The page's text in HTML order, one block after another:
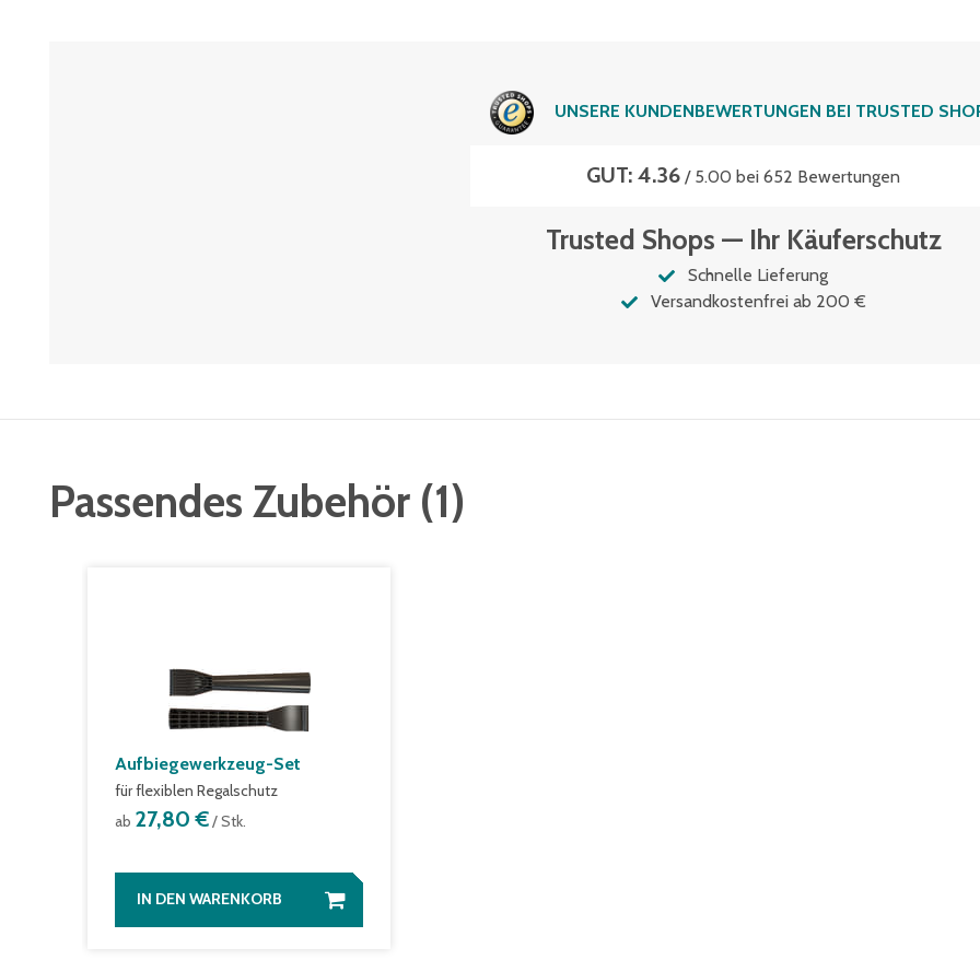
UNSERE KUNDENBEWERTUNGEN BEI TRUSTED
GUT: 4.36 / 5.00 bei 652 Bewertungen
Trusted Shops — Ihr Käuferschutz
Schnelle Lieferung
Versandkostenfrei ab 200 €
Passendes Zubehör (1)
Aufbiegewerkzeug-Set
für flexiblen Regalschutz
ab 27,80 €/ Stk.
IN DEN WARENKORB